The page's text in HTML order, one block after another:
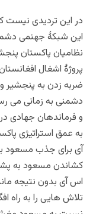
در این تردیدی نیست
این شبکۀ جهنمی
نظامیان پاکستان
پروژۀ اشغال
ضربه زدن به پنجشیر
دشمنی به زمانی می
و فرماندهان جهادی
به عمق استراتیژی
آی برای جذب مسعود
کشاندن مسعود به
اس آی بدون نتیجه
تلاش هایی را به راه